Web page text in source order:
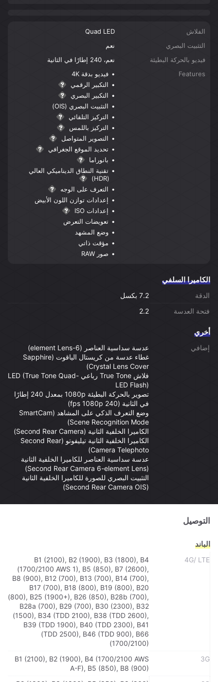
الفلاش
Quad LED
التثبيت البصري
نعم
فيديو بالحركة البطيئة
نعم، 240 إطارًا في الثانية
Features
فيديو بدقة 4K
التكبير الرقمي
التكبير البصري
التثبيت البصري (OIS)
التركيز التلقائي
التركيز باللمس
التصوير المتواصل
تحديد الموقع الجغرافي
بانوراما
تقنية النطاق الديناميكي العالي
(HDR)
التعرف على الوجه
إعدادات توازن اللون الأبيض
إعدادات ISO
تعويضات التعرض
وضع المشهد
مؤقت ذاتي
صور RAW
الكاميرا السلفي
الدقة
7.2 بكسل
فتحة العدسة
2.2
أخري
إضافي
عدسة سداسية العناصر (6-element Lens)
غطاء عدسة من كريستال الياقوت (Sapphire
Crystal Lens Cover)
فلاش True Tone رباعي LED (True Tone Quad-
LED Flash)
تصوير بالحركة البطيئة 1080p بمعدل 240 إطارًا
في الثانية (240 fps 1080p)
وضع التعرف الذكي على المشاهد (SmartCam
Scene Recognition Mode)
الكاميرا الخلفية الثانية (Second Rear Camera)
الكاميرا الخلفية الثانية تيليفوتو (Second Rear
Camera Telephoto)
عدسة سداسية العناصر للكاميرا الخلفية الثانية
(Second Rear Camera 6-element Lens)
التثبيت البصري للصورة للكاميرا الخلفية الثانية
(Second Rear Camera OIS)
التوصيل
الباند
4G/ LTE
B1 (2100), B2 (1900), B3 (1800), B4
(1700/2100 AWS 1), B5 (850), B7 (2600),
B8 (900), B12 (700), B13 (700), B14 (700),
B17 (700), B18 (800), B19 (800), B20
(800), B25 (1900+), B26 (850), B28b (700),
B28a (700), B29 (700), B30 (2300), B32
(1500), B34 (TDD 2100), B38 (TDD 2600),
B39 (TDD 1900), B40 (TDD 2300), B41
(TDD 2500), B46 (TDD 900), B66
(1700/2100)
3G
B1 (2100), B2 (1900), B4 (1700/2100 AWS
A-F), B5 (850), B8 (900)